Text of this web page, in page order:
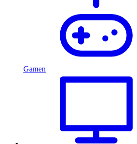
Gamen